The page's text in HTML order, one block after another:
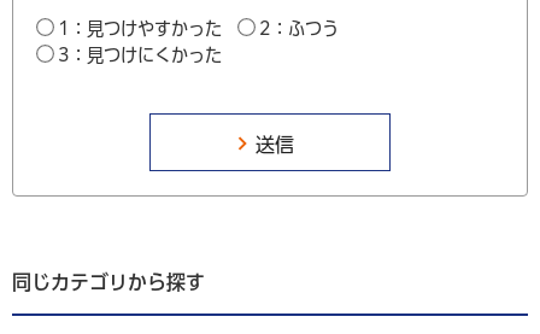
1：見つけやすかった
2：ふつう
3：見つけにくかった
同じカテゴリから探す